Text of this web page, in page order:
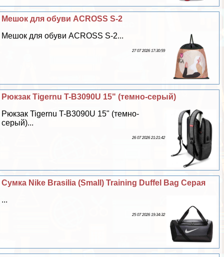
Мешок для обуви ACROSS S-2
Мешок для обуви ACROSS S-2...
27 07 2026 17:30:59
Рюкзак Tigernu T-B3090U 15" (темно-серый)
Рюкзак Tigernu T-B3090U 15" (темно-
серый)...
26 07 2026 21:21:42
Сумка Nike Brasilia (Small) Training Duffel Bag Серая
...
25 07 2026 19:34:32